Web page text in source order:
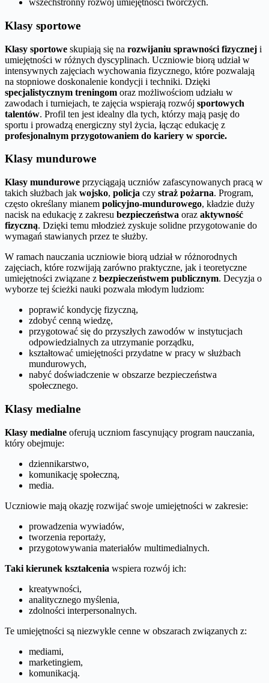
wszechstronny rozwój umiejętności twórczych.
Klasy sportowe
Klasy sportowe skupiają się na rozwijaniu sprawności fizycznej i
umiejętności w różnych dyscyplinach. Uczniowie biorą udział w
intensywnych zajęciach wychowania fizycznego, które pozwalają
na stopniowe doskonalenie kondycji i techniki. Dzięki
specjalistycznym treningom oraz możliwościom udziału w
zawodach i turniejach, te zajęcia wspierają rozwój sportowych
talentów. Profil ten jest idealny dla tych, którzy mają pasję do
sportu i prowadzą energiczny styl życia, łącząc edukację z
profesjonalnym przygotowaniem do kariery w sporcie.
Klasy mundurowe
Klasy mundurowe przyciągają uczniów zafascynowanych pracą w
takich służbach jak wojsko, policja czy straż pożarna. Program,
często określany mianem policyjno-mundurowego, kładzie duży
nacisk na edukację z zakresu bezpieczeństwa oraz aktywność
fizyczną. Dzięki temu młodzież zyskuje solidne przygotowanie do
wymagań stawianych przez te służby.
W ramach nauczania uczniowie biorą udział w różnorodnych
zajęciach, które rozwijają zarówno praktyczne, jak i teoretyczne
umiejętności związane z bezpieczeństwem publicznym. Decyzja o
wyborze tej ścieżki nauki pozwala młodym ludziom:
poprawić kondycję fizyczną,
zdobyć cenną wiedzę,
przygotować się do przyszłych zawodów w instytucjach
odpowiedzialnych za utrzymanie porządku,
kształtować umiejętności przydatne w pracy w służbach
mundurowych,
nabyć doświadczenie w obszarze bezpieczeństwa
społecznego.
Klasy medialne
Klasy medialne oferują uczniom fascynujący program nauczania,
który obejmuje:
dziennikarstwo,
komunikację społeczną,
media.
Uczniowie mają okazję rozwijać swoje umiejętności w zakresie:
prowadzenia wywiadów,
tworzenia reportaży,
przygotowywania materiałów multimedialnych.
Taki kierunek kształcenia wspiera rozwój ich:
kreatywności,
analitycznego myślenia,
zdolności interpersonalnych.
Te umiejętności są niezwykle cenne w obszarach związanych z:
mediami,
marketingiem,
komunikacją.